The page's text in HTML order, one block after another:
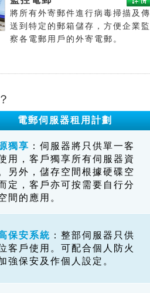
將所有外寄郵件進行病毒掃描及傳
送到特定的郵箱儲存，方便企業監
察各電郵用戶的外寄電郵。
電郵伺服器租用計劃
獨享 ：伺服器將只供單一客
用，客戶獨享所有伺服器資
另外，儲存空間根據硬碟空
定，客戶亦可按需要自行分
間的應用。
保安系統 ：整部伺服器只供
客戶使用。可配合個人防火
強保安及作個人設定。